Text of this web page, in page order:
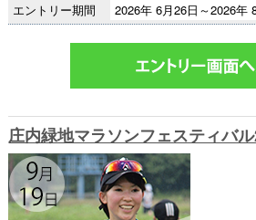
エントリー期間
2026年 6月26日～2026年
庄内緑地マラソンフェスティバ